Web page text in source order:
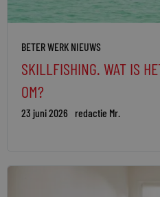
BETER WERK NIEUWS
SKILLFISHING. WAT IS
OM?
23 juni 2026 redactie Mr.